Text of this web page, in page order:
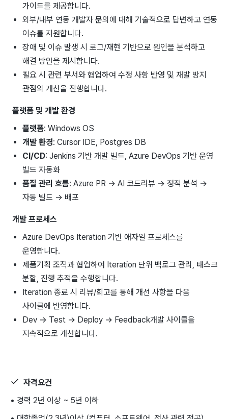
가이드를 제공합니다.
외부/내부 연동 개발자 문의에 대해 기술적으로 답변하고 연동
이슈를 지원합니다.
장애 및 이슈 발생 시 로그/재현 기반으로 원인을 분석하고
해결 방안을 제시합니다.
필요 시 관련 부서와 협업하여 수정 사항 반영 및 재발 방지
관점의 개선을 진행합니다.
플랫폼 및 개발 환경
플랫폼: Windows OS
개발 환경: Cursor IDE, Postgres DB
CI/CD: Jenkins 기반 개발 빌드, Azure DevOps 기반 운영
빌드 자동화
품질 관리 흐름: Azure PR → AI 코드리뷰 → 정적 분석 →
자동 빌드 → 배포
개발 프로세스
Azure DevOps Iteration 기반 애자일 프로세스를
운영합니다.
제품기획 조직과 협업하여 Iteration 단위 백로그 관리, 태스크
분할, 진행 추적을 수행합니다.
Iteration 종료 시 리뷰/회고를 통해 개선 사항을 다음
사이클에 반영합니다.
Dev → Test → Deploy → Feedback개발 사이클을
지속적으로 개선합니다.
자격요건
• 경력 2년 이상 ~ 5년 이하